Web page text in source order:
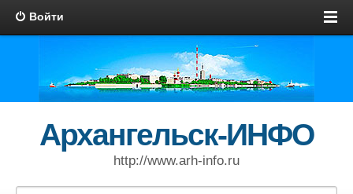
Войти
Архангельск-ИНФО
http://www.arh-info.ru